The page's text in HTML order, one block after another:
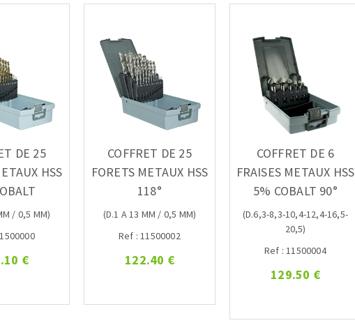
DE 25
HSS
/ 0,5 MM)
€
COFFRET DE 25
FORETS METAUX HSS
118°
(D.1 A 13 MM / 0,5 MM)
Ref : 11500002
122.40 €
COFFRET DE 6
FRAISES METAUX HSS
5% COBALT 90°
(D.6,3-8,3-10,4-12,4-16,5-
20,5)
Ref : 11500004
129.50 €